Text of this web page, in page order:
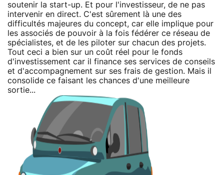
soutenir la start-up. Et pour l'investisseur, de ne pas
intervenir en direct. C'est sûrement là une des
difficultés majeures du concept, car elle implique pour
les associés de pouvoir à la fois fédérer ce réseau de
spécialistes, et de les piloter sur chacun des projets.
Tout ceci a bien sur un coût réel pour le fonds
d'investissement car il finance ses services de conseils
et d'accompagnement sur ses frais de gestion. Mais il
consolide ce faisant les chances d'une meilleure
sortie...